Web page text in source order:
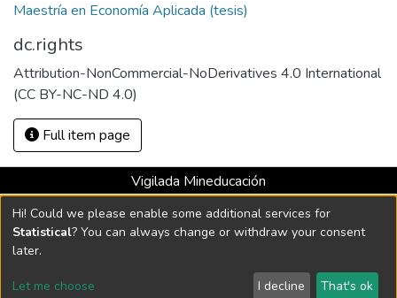
Maestría en Economía Aplicada (tesis)
dc.rights
Attribution-NonCommercial-NoDerivatives 4.0 International
Full item page
Vigilada Mineducación
Universidad con Acreditación Institucional hasta 2026 -
Resolución MEN 2158 de 2018
DSpace software copyright © 2002-2026 LYRASIS
Hi! Could we please enable some additional services for
Statistical? You can always change or withdraw your consent
later.
Let me choose I decline That's ok